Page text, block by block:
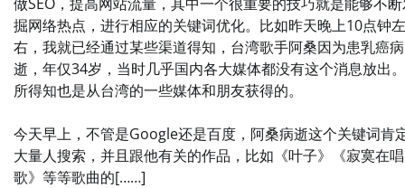
掘网络热点，进行相应的关键词优化。比如昨天晚上10点钟左
右，我就已经通过某些渠道得知，台湾歌手阿桑因为患乳癌病
逝，年仅34岁，当时几乎国内各大媒体都没有这个消息放出
所得知也是从台湾的一些媒体和朋友获得的。
今天早上，不管是Google还是百度，阿桑病逝这个关键词肯
大量人搜索，并且跟他有关的作品，比如《叶子》《寂寞在唱
歌》等等歌曲的[……]